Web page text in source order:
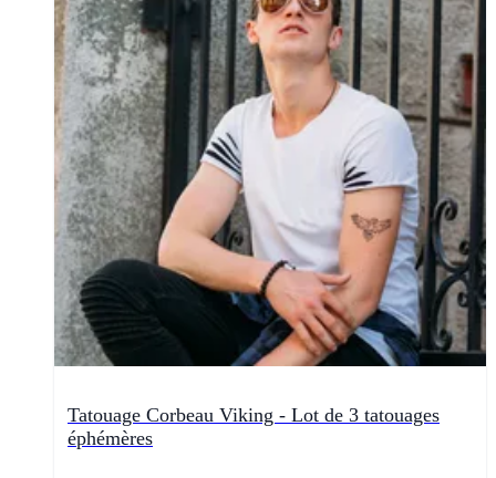
Tatouage Corbeau Viking - Lot de 3 tatouages
éphémères